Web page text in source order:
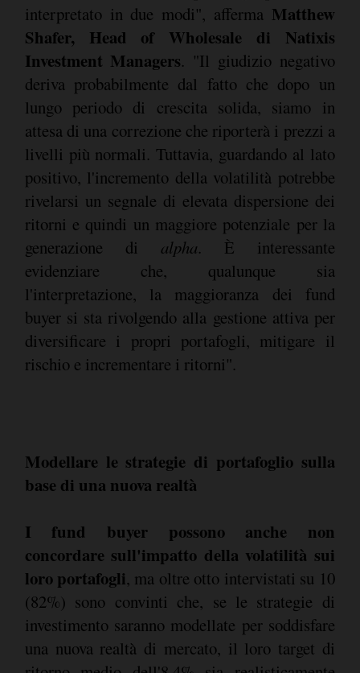
interpretato in due modi", afferma Matthew
Shafer, Head of Wholesale di Natixis
Investment Managers. "Il giudizio negativo
deriva probabilmente dal fatto che dopo un
lungo periodo di crescita solida, siamo in
attesa di una correzione che riporterà i prezzi a
livelli più normali. Tuttavia, guardando al lato
positivo, l'incremento della volatilità potrebbe
rivelarsi un segnale di elevata dispersione dei
ritorni e quindi un maggiore potenziale per la
generazione di alpha. È interessante
evidenziare che, qualunque sia
l'interpretazione, la maggioranza dei fund
buyer si sta rivolgendo alla gestione attiva per
diversificare i propri portafogli, mitigare il
rischio e incrementare i ritorni".
Modellare le strategie di portafoglio sulla
base di una nuova realtà
I fund buyer possono anche non
concordare sull'impatto della volatilità sui
loro portafogli, ma oltre otto intervistati su 10
(82%) sono convinti che, se le strategie di
investimento saranno modellate per soddisfare
una nuova realtà di mercato, il loro target di